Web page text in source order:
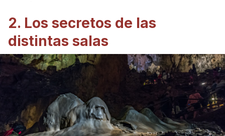
2. Los secretos de las
distintas salas